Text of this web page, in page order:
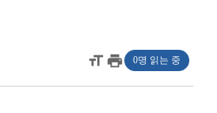
format_sizeprint 0명 읽는 중